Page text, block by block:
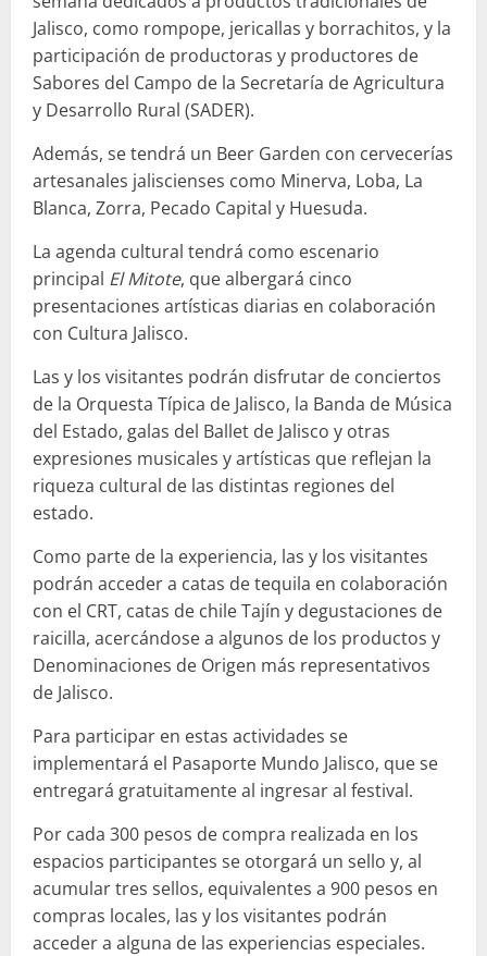
Jalisco, como rompope, jericallas y borrachitos, y la
participación de productoras y productores de
Sabores del Campo de la Secretaría de Agricultura
y Desarrollo Rural (SADER).
Además, se tendrá un Beer Garden con cervecerías
artesanales jaliscienses como Minerva, Loba, La
Blanca, Zorra, Pecado Capital y Huesuda.
La agenda cultural tendrá como escenario
principal El Mitote, que albergará cinco
presentaciones artísticas diarias en colaboración
con Cultura Jalisco.
Las y los visitantes podrán disfrutar de conciertos
de la Orquesta Típica de Jalisco, la Banda de Música
del Estado, galas del Ballet de Jalisco y otras
expresiones musicales y artísticas que reflejan la
riqueza cultural de las distintas regiones del
estado.
Como parte de la experiencia, las y los visitantes
podrán acceder a catas de tequila en colaboración
con el CRT, catas de chile Tajín y degustaciones de
raicilla, acercándose a algunos de los productos y
Denominaciones de Origen más representativos
de Jalisco.
Para participar en estas actividades se
implementará el Pasaporte Mundo Jalisco, que se
entregará gratuitamente al ingresar al festival.
Por cada 300 pesos de compra realizada en los
espacios participantes se otorgará un sello y, al
acumular tres sellos, equivalentes a 900 pesos en
compras locales, las y los visitantes podrán
acceder a alguna de las experiencias especiales.